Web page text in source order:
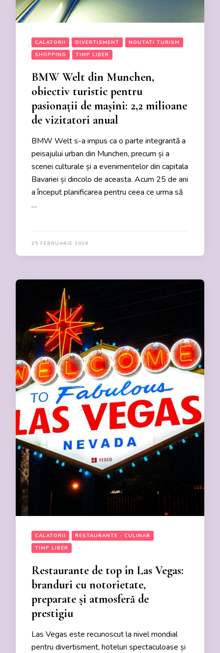
CALATORII DIVERTISMENT
NOUTATI TURISM
SHOPPING
TIMP LIBER
BMW Welt din Munchen,
obiectiv turistic pentru
pasionații de mașini: 2,2 milioane
de vizitatori anual
BMW Welt s-a impus ca o parte integrantă a
peisajului urban din Munchen, precum și a
scenei culturale și a evenimentelor din capitala
Bavariei și dincolo de aceasta. Acum 25 de ani
a început planificarea pentru ceea ce urma să
…
25 FEBRUARIE 2026
CALATORII
RESTAURANTE - CULINAR
TIMP LIBER
Restaurante de top în Las Vegas:
branduri cu notorietate,
preparate și atmosferă de
prestigiu
Las Vegas este recunoscut la nivel mondial
pentru divertisment, hoteluri spectaculoase și